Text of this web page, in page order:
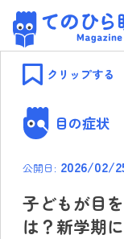
Skip
content
目の症状
クリップする
公開日: 2026/02/
子どもが目
は？新学期